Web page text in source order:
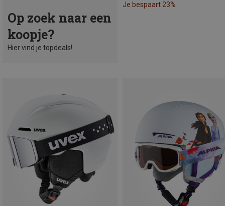
Op zoek naar een
koopje?
Hier vind je topdeals!
Je bespaart 23%